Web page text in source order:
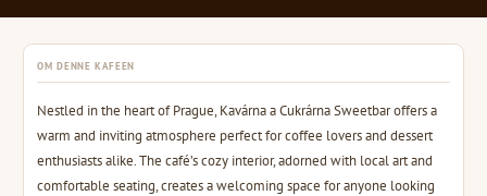
OM DENNE KAFEEN
Nestled in the heart of Prague, Kavárna a Cukrárna Sweetbar offers a
warm and inviting atmosphere perfect for coffee lovers and dessert
enthusiasts alike. The café’s cozy interior, adorned with local art and
comfortable seating, creates a welcoming space for anyone looking